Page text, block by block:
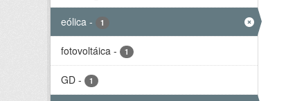
eólica - 1
fotovoltáica - 1
GD - 1